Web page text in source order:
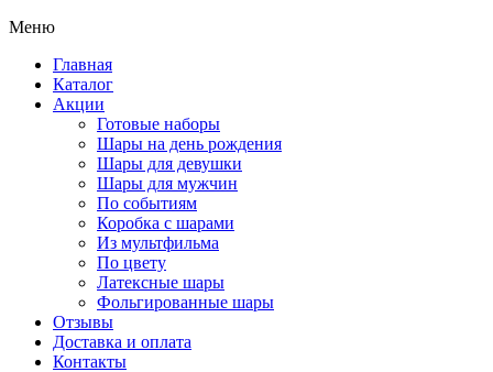
Меню
Главная
Каталог
Акции
Готовые наборы
Шары на день рождения
Шары для девушки
Шары для мужчин
По событиям
Коробка с шарами
Из мультфильма
По цвету
Латексные шары
Фольгированные шары
Отзывы
Доставка и оплата
Контакты